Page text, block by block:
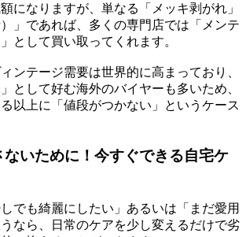
になりますが、単なる「メッキ剥がれ」
」であれば、多くの専門店では「メンテ
として買い取ってくれます。
ンテージ需要は世界的に高まっており、
として好む海外のバイヤーも多いため、
以上に「値段がつかない」というケース
ないために！今すぐできる自宅ケ
でも綺麗にしたい」あるいは「まだ愛用
なら、日常のケアを少し変えるだけで劣